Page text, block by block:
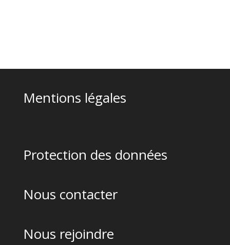
Mentions légales
Protection des données
Nous contacter
Nous rejoindre